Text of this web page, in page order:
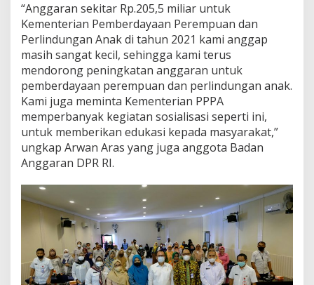
u
l
b
a
r
M
a
s
h
T
i
n
g
“Anggaran sekitar Rp.205,5 miliar untuk
Kementerian Pemberdayaan Perempuan dan
Perlindungan Anak di tahun 2021 kami anggap
masih sangat kecil, sehingga kami terus
mendorong peningkatan anggaran untuk
pemberdayaan perempuan dan perlindungan anak.
Kami juga meminta Kementerian PPPA
memperbanyak kegiatan sosialisasi seperti ini,
untuk memberikan edukasi kepada masyarakat,”
ungkap Arwan Aras yang juga anggota Badan
Anggaran DPR RI.